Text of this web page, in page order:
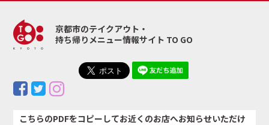
京都市のテイクアウト・
持ち帰りメニュー情報サイト TO GO
こちらのPDFをコピーしてお近くのお店へお知らせいただけ